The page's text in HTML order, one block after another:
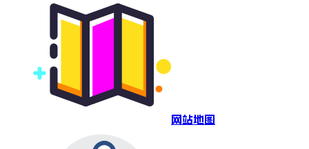
网站地图